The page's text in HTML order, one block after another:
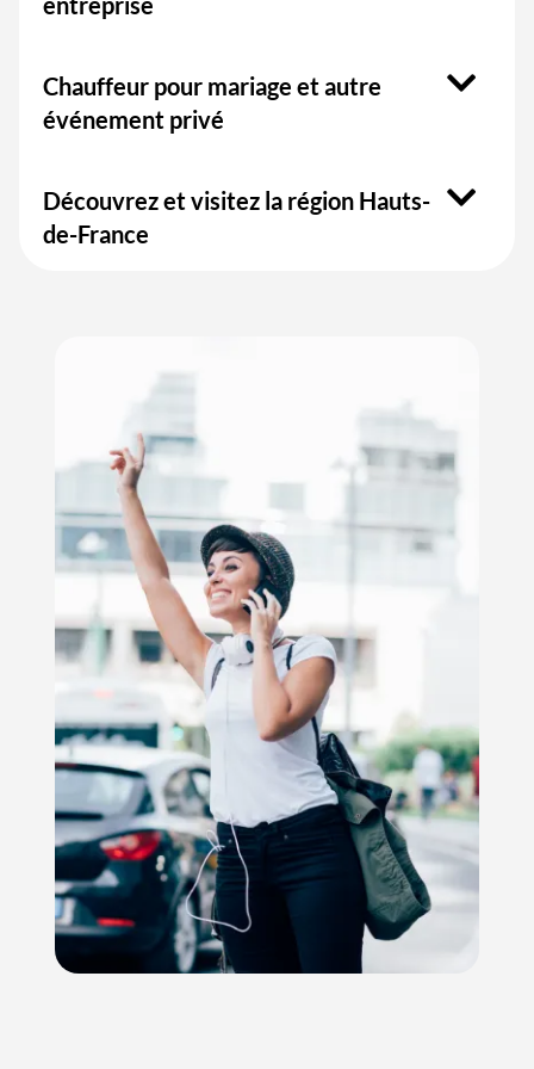
Chauffeur pour mariage et autre
événement privé
Découvrez et visitez la région Hauts-
de-France